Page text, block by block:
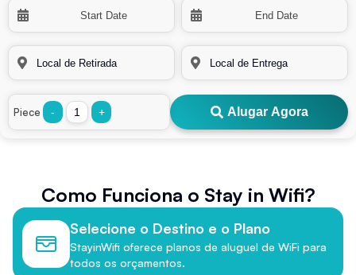
Piece - + Alugar Agora
Como Funciona o Stay in Wifi?
Selecione o Destino e o Plano
StayinWifi oferece planos de aluguel de WiFi para
todos os orçamentos.